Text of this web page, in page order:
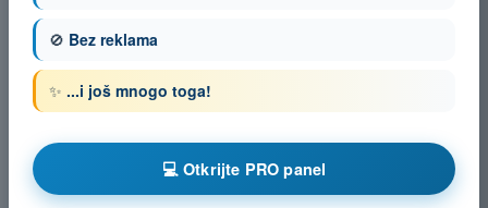
🚫 Bez reklama
✨ ...i još mnogo toga!
💻 Otkrijte PRO panel